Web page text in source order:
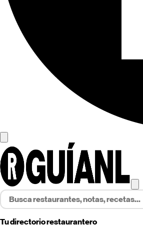
Tu directorio restaurantero